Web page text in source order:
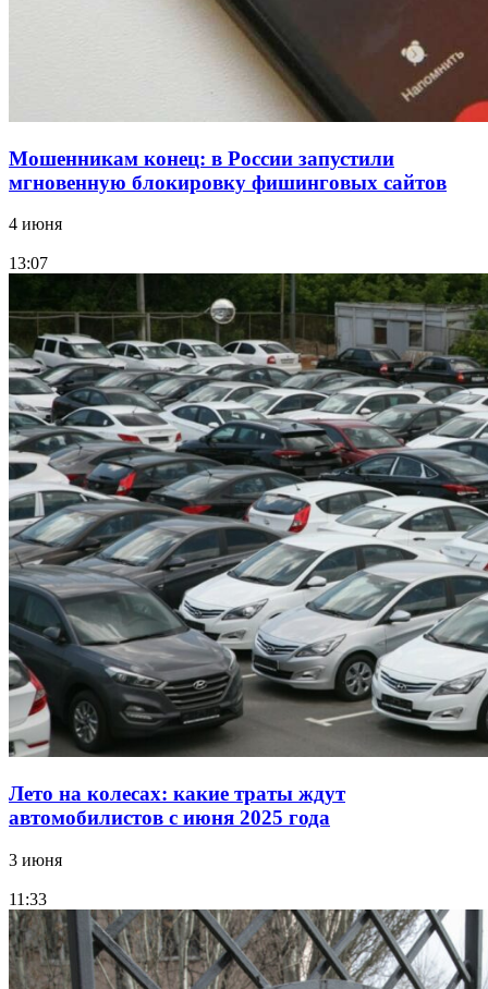
Мошенникам конец: в России запустили
мгновенную блокировку фишинговых сайтов
4 июня
13:07
Лето на колесах: какие траты ждут
автомобилистов с июня 2025 года
3 июня
11:33